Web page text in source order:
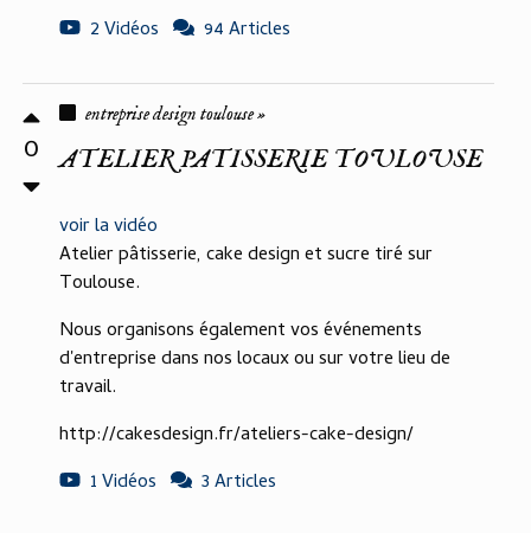
2 Vidéos
94 Articles
0
entreprise design toulouse »
ATELIER PATISSERIE TOULOUSE
voir la vidéo
Atelier pâtisserie, cake design et sucre tiré sur
Toulouse.
Nous organisons également vos événements
d'entreprise dans nos locaux ou sur votre lieu de
travail.
http://cakesdesign.fr/ateliers-cake-design/
1 Vidéos
3 Articles